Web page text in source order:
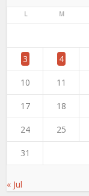
L M
3 4
10 11
17 18
24 25
31
« Jul